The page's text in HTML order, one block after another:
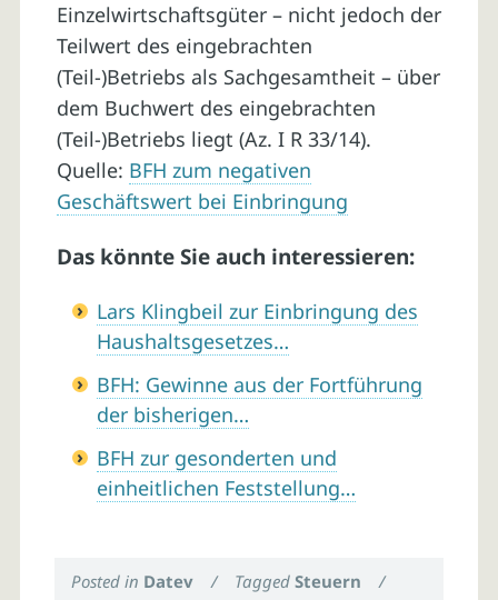
Einzelwirtschaftsgüter – nicht jedoch der
Teilwert des eingebrachten
(Teil-)Betriebs als Sachgesamtheit – über
dem Buchwert des eingebrachten
(Teil-)Betriebs liegt (Az. I R 33/14).
Quelle: BFH zum negativen
Geschäftswert bei Einbringung
Das könnte Sie auch interessieren:
Lars Klingbeil zur Einbringung des
Haushaltsgesetzes…
BFH: Gewinne aus der Fortführung
der bisherigen…
BFH zur gesonderten und
einheitlichen Feststellung…
Posted in Datev / TaggedSteuern /